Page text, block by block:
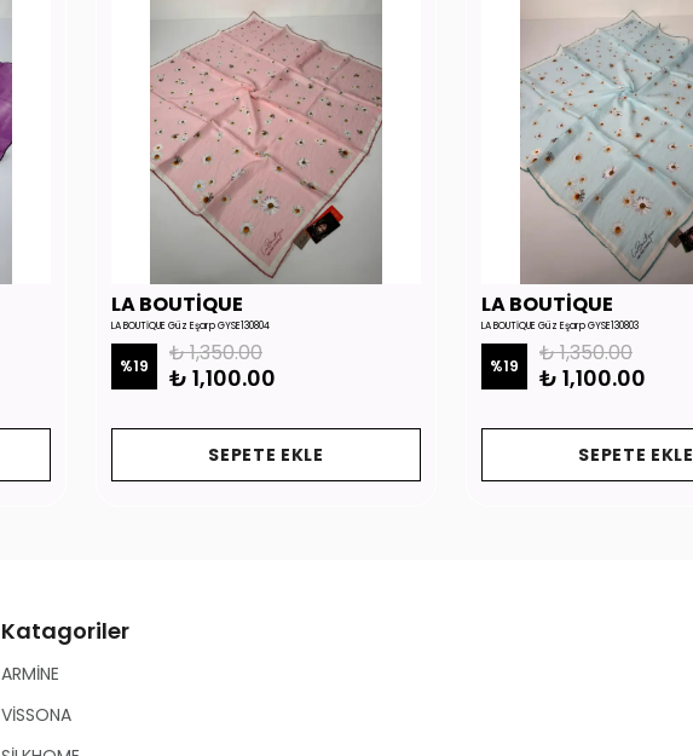
LA BOUTİQUE
LA BOUTİQUE Güz Eşarp GYSE130804
%19 ₺ 1,350.00
₺ 1,100.00
SEPETE EKLE
LA BOUTİQUE
LA BOUTİQUE Güz Eşarp GYSE130803
%19 ₺ 1,350.00
₺ 1,100.00
SEPETE EKLE
Katagoriler
ARMİNE
VİSSONA